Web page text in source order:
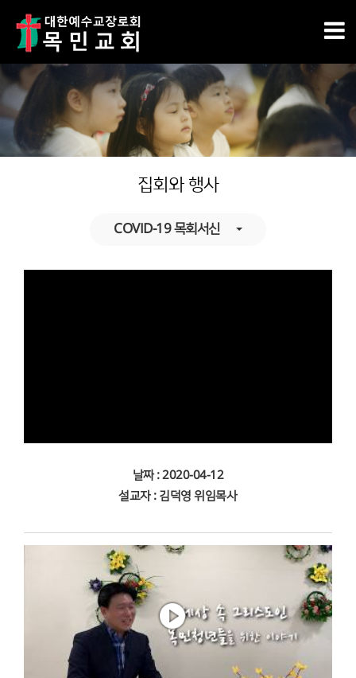
집회와 행사
COVID-19 목회서신
날짜 : 2020-04-12
설교자 : 김덕영 위임목사